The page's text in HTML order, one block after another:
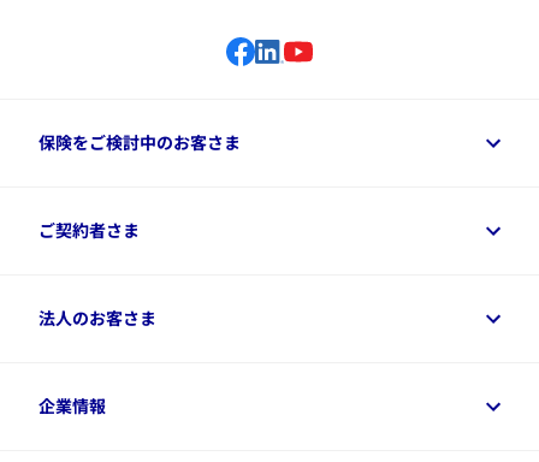
保険をご検討中のお客さま
保険をご検討中のお客さまトップ
資料請求
変額保険各種情報
ご契約者さま
ご契約者さまトップ
デジタル約款
法人のお客さま
法人のお客さまトップ
企業情報